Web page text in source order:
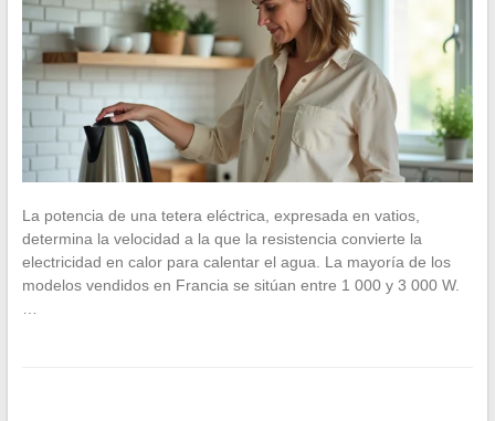
La potencia de una tetera eléctrica, expresada en vatios,
determina la velocidad a la que la resistencia convierte la
electricidad en calor para calentar el agua. La mayoría de los
modelos vendidos en Francia se sitúan entre 1 000 y 3 000 W.